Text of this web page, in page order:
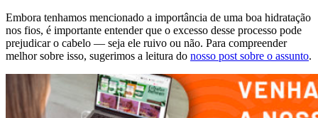
Embora tenhamos mencionado a importância de uma boa hidratação
nos fios, é importante entender que o excesso desse processo pode
prejudicar o cabelo — seja ele ruivo ou não. Para compreender
melhor sobre isso, sugerimos a leitura do nosso post sobre o assunto.